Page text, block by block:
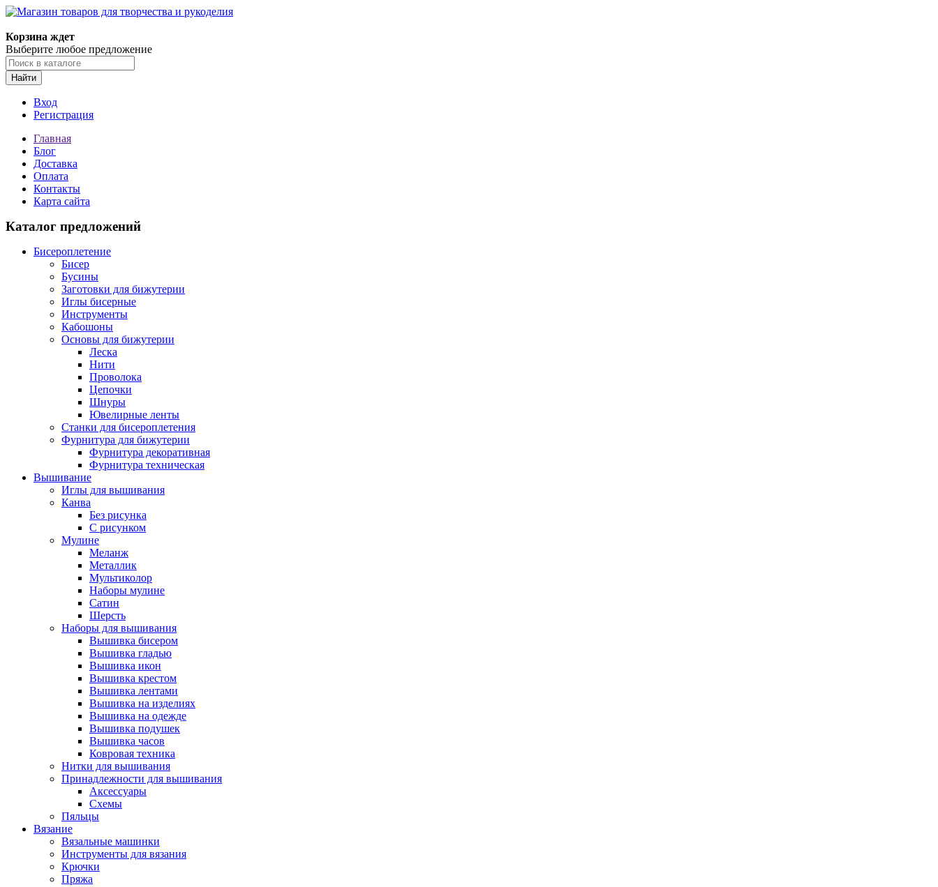
Корзина ждет
Выберите любое предложение
Найти
Вход
Регистрация
Главная
Блог
Доставка
Оплата
Контакты
Карта сайта
Каталог предложений
Бисероплетение
Бисер
Бусины
Заготовки для бижутерии
Иглы бисерные
Инструменты
Кабошоны
Основы для бижутерии
Леска
Нити
Проволока
Цепочки
Шнуры
Ювелирные ленты
Станки для бисероплетения
Фурнитура для бижутерии
Фурнитура декоративная
Фурнитура техническая
Вышивание
Иглы для вышивания
Канва
Без рисунка
С рисунком
Мулине
Меланж
Металлик
Мультиколор
Наборы мулине
Сатин
Шерсть
Наборы для вышивания
Вышивка бисером
Вышивка гладью
Вышивка икон
Вышивка крестом
Вышивка лентами
Вышивка на изделиях
Вышивка на одежде
Вышивка подушек
Вышивка часов
Ковровая техника
Нитки для вышивания
Принадлежности для вышивания
Аксессуары
Схемы
Пяльцы
Вязание
Вязальные машинки
Инструменты для вязания
Крючки
Пряжа